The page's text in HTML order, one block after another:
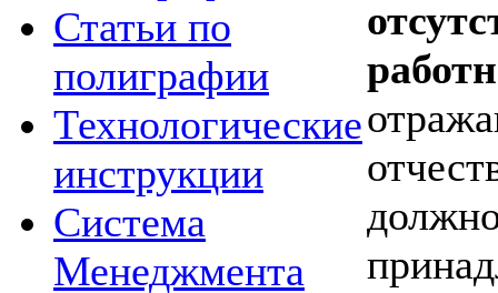
Статьи по
полиграфии
Технологические
инструкции
Система
Менеджмента